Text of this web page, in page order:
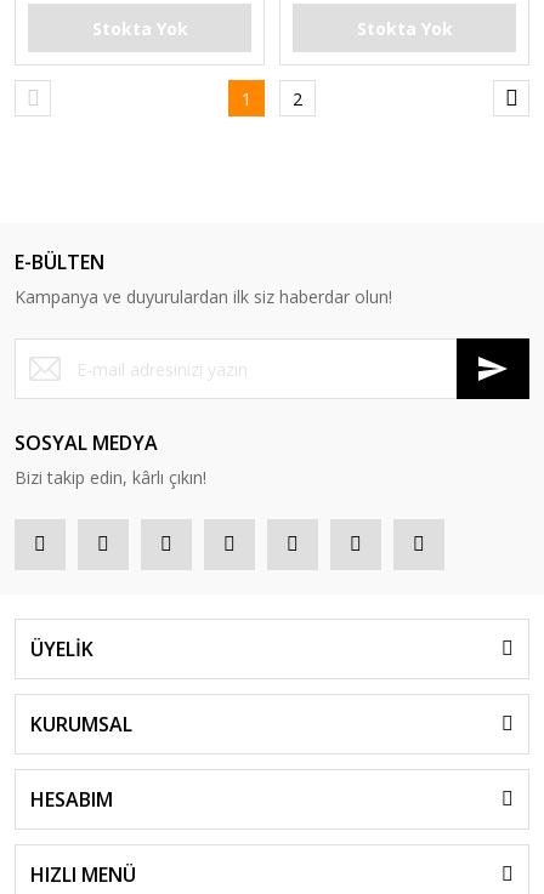
Stokta Yok Stokta Yok
1 2
E-BÜLTEN
Kampanya ve duyurulardan ilk siz haberdar olun!
SOSYAL MEDYA
Bizi takip edin, kârlı çıkın!
ÜYELİK
KURUMSAL
HESABIM
HIZLI MENÜ